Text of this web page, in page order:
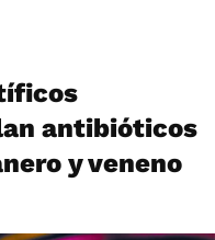
antibióticos
y veneno